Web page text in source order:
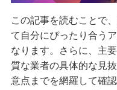
この記事を読むことで
て自分にぴったり合う
なります。さらに、主
質な業者の具体的な見
意点までを網羅して確